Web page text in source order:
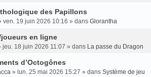
des Papillons
ven. 19 juin 2026 10:16 » dans Glorantha
en ligne
jeu. 18 juin 2026 11:07 » dans La passe du Dragon
dʼOctogônes
» lun. 25 mai 2026 15:27 » dans Système de jeu